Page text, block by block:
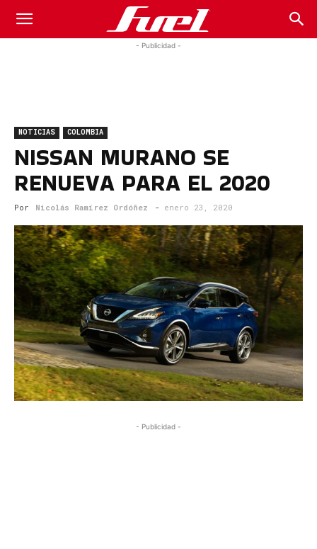
Fuel
Magazine
- Publicidad -
NOTICIAS COLOMBIA
NISSAN MURANO SE
RENUEVA PARA EL 2020
Por Nicolás Ramírez Ordóñez - enero 23, 2020
- Publicidad -